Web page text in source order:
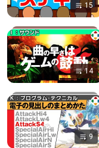
15
14
9